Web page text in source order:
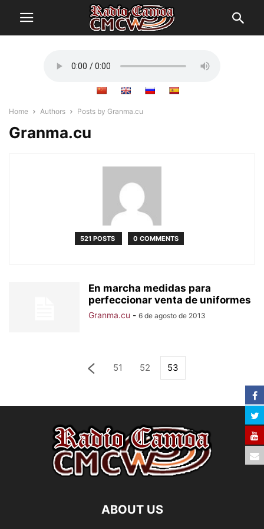
Home Authors Posts by Granma.cu
Granma.cu
521 POSTS 0 COMMENTS
En marcha medidas para
perfeccionar venta de uniformes
Granma.cu - 6 de agosto de 2013
51 52 53
ABOUT US